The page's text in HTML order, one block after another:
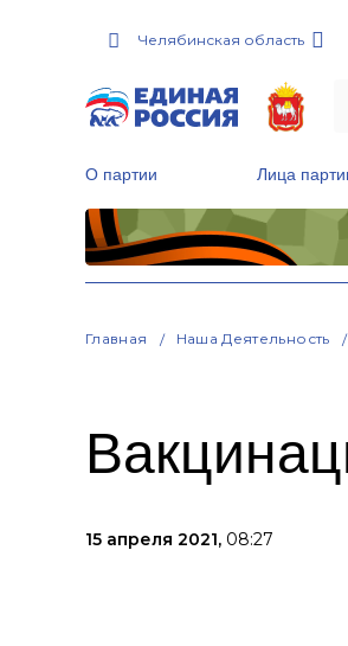
Челябинская область
О партии Лица
Главная Наша Деятельность
15 апреля 2021, 08:27